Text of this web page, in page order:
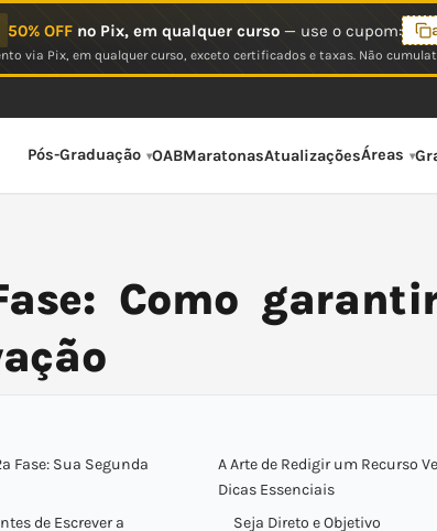
50% OFFno Pix, em qualquer curso— use o cupom:
via Pix, em qualquer curso, exceto certificados e taxas. Não
Pós-Graduação OABMaratonasAtualizaçõesÁreas
Como
Fase: Sua Segunda
de Escrever a
A Arte de Redigir um Recurso
Dicas Essenciais
Seja Direto e Objetivo